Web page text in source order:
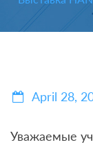
April 28,
Уважаемые